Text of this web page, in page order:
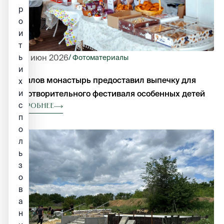
25 июн 2026/ Фотоматериалы
Данилов монастырь предоставил выпечку для
благотворительного фестиваля особенных детей
Подробнее
р
о
и
т
ь
и
х
и
с
п
о
л
ь
з
о
в
а
н